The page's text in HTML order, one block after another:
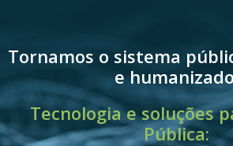
Tornamos o sistema
e
Tecnologia e soluções
Pública: